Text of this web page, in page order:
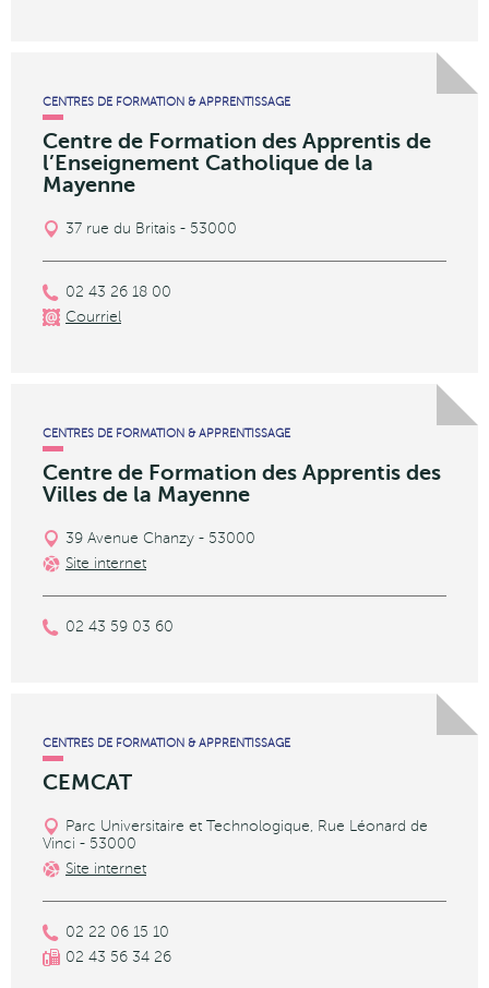
CENTRES DE FORMATION & APPRENTISSAGE
Centre de Formation des Apprentis de
l’Enseignement Catholique de la
Mayenne
37 rue du Britais - 53000
02 43 26 18 00
Courriel
CENTRES DE FORMATION & APPRENTISSAGE
Centre de Formation des Apprentis des
Villes de la Mayenne
39 Avenue Chanzy - 53000
Site internet
02 43 59 03 60
CENTRES DE FORMATION & APPRENTISSAGE
CEMCAT
Parc Universitaire et Technologique, Rue Léonard de
Vinci - 53000
Site internet
02 22 06 15 10
02 43 56 34 26